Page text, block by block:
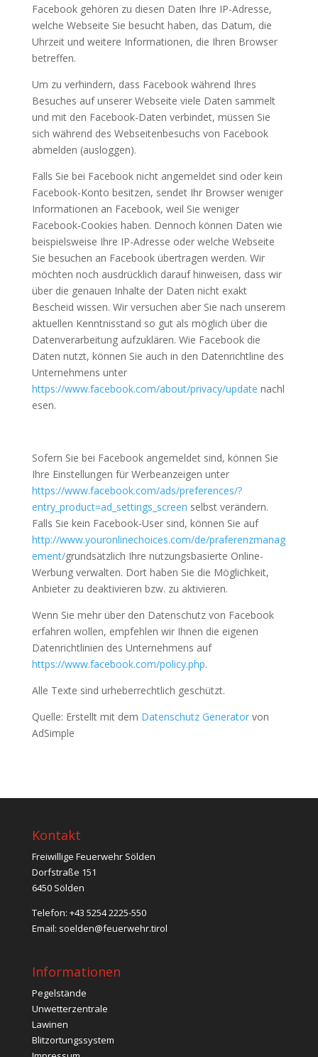
Facebook gehören zu diesen Daten Ihre IP-Adresse,
welche Webseite Sie besucht haben, das Datum, die
Uhrzeit und weitere Informationen, die Ihren Browser
betreffen.
Um zu verhindern, dass Facebook während Ihres
Besuches auf unserer Webseite viele Daten sammelt
und mit den Facebook-Daten verbindet, müssen Sie
sich während des Webseitenbesuchs von Facebook
abmelden (ausloggen).
Falls Sie bei Facebook nicht angemeldet sind oder kein
Facebook-Konto besitzen, sendet Ihr Browser weniger
Informationen an Facebook, weil Sie weniger
Facebook-Cookies haben. Dennoch können Daten wie
beispielsweise Ihre IP-Adresse oder welche Webseite
Sie besuchen an Facebook übertragen werden. Wir
möchten noch ausdrücklich darauf hinweisen, dass wir
über die genauen Inhalte der Daten nicht exakt
Bescheid wissen. Wir versuchen aber Sie nach unserem
aktuellen Kenntnisstand so gut als möglich über die
Datenverarbeitung aufzuklären. Wie Facebook die
Daten nutzt, können Sie auch in den Datenrichtline des
Unternehmens unter
https://www.facebook.com/about/privacy/update nachl
esen.
Sofern Sie bei Facebook angemeldet sind, können Sie
Ihre Einstellungen für Werbeanzeigen unter
https://www.facebook.com/ads/preferences/?
entry_product=ad_settings_screen selbst verändern.
Falls Sie kein Facebook-User sind, können Sie auf
http://www.youronlinechoices.com/de/praferenzmanag
ement/grundsätzlich Ihre nutzungsbasierte Online-
Werbung verwalten. Dort haben Sie die Möglichkeit,
Anbieter zu deaktivieren bzw. zu aktivieren.
Wenn Sie mehr über den Datenschutz von Facebook
erfahren wollen, empfehlen wir Ihnen die eigenen
Datenrichtlinien des Unternehmens auf
https://www.facebook.com/policy.php.
Alle Texte sind urheberrechtlich geschützt.
Quelle: Erstellt mit dem Datenschutz Generatorvon
AdSimple
Kontakt
Freiwillige Feuerwehr Sölden
Dorfstraße 151
6450 Sölden
Telefon: +43 5254 2225-550
Email: soelden@feuerwehr.tirol
Informationen
Pegelstände
Unwetterzentrale
Lawinen
Blitzortungssystem